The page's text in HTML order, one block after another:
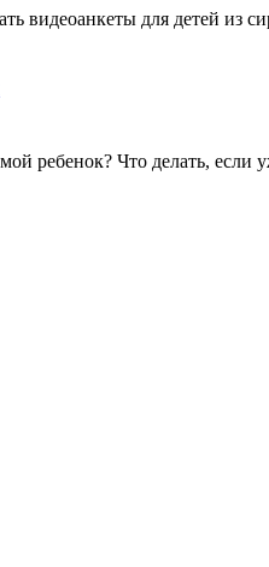
видеоанкеты для детей из
ребенок? Что делать,